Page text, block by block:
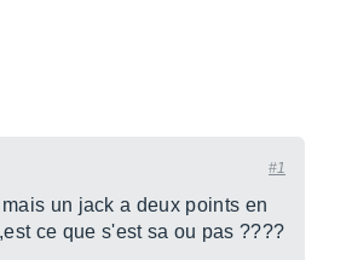
#1
un jack a deux points en
ce que s'est sa ou pas ????